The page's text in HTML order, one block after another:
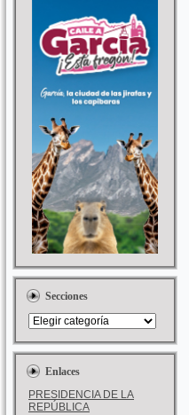
Secciones
Enlaces
PRESIDENCIA DE LA
REPÚBLICA